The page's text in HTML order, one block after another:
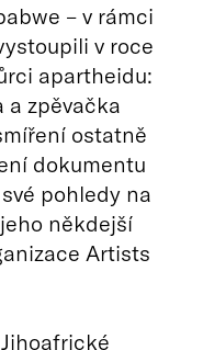
– v rámci
v roce
apartheidu:
zpěvačka
ostatně
dokumentu
pohledy na
někdejší
Artists